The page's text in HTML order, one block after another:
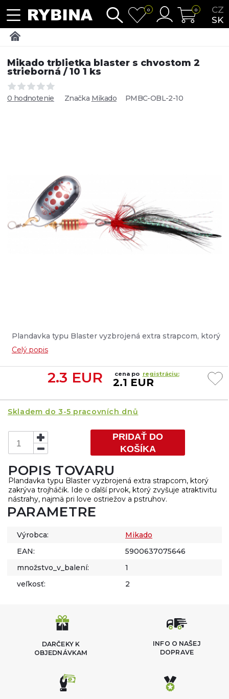
CZ
SK
0 0
Mikado trblietka blaster s chvostom 2
strieborná / 10 1 ks
0 hodnotenie Značka Mikado PMBC-OBL-2-10
Plandavka typu Blaster vyzbrojená extra strapcom, ktorý
zakrýva trojháčik. Ide o ďalší prvok, ktorý zvyšuje
atraktivitu nástrahy, najmä pri love ostriežov a
pstruhov....
Celý popis
2.3 EUR cena po registráciu:
2.1 EUR
Skladem do 3-5 pracovních dnů
PRIDAŤ DO
KOŠÍKA
POPIS TOVARU
Plandavka typu Blaster vyzbrojená extra strapcom, ktorý
zakrýva trojháčik. Ide o ďalší prvok, ktorý zvyšuje atraktivitu
nástrahy, najmä pri love ostriežov a pstruhov.
PARAMETRE
Výrobca:
Mikado
EAN:
5900637075646
množstvo_v_balení:
1
veľkosť:
2
DARČEKY K
OBJEDNÁVKAM
INFO O NAŠEJ
DOPRAVE